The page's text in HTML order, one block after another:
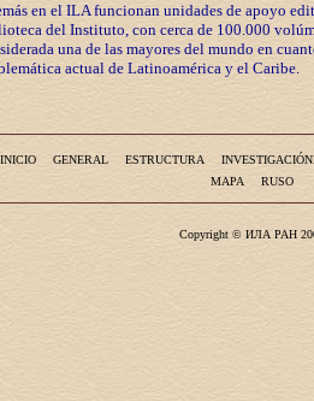
en el ILA funcionan unidades de apoyo
del Instituto, con cerca de 100.000
una de las mayores del mundo en
actual de Latinoamérica y el Caribe.
INICIO GENERAL ESTRUCTURA
MAPA
RUSO
Copyright © ИЛА РАН